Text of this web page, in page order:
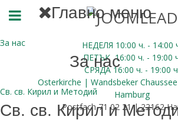
НЕДЕЛЯ 10:00 ч. - 14:00
ПЕТЪК 16:00 ч. - 19:00
СРЯДА 16:00 ч. - 19:00
Osterkirche | Wandsbeker
Hamburg
Postfach 71 02 21 | 22162
Главно меню
За нас
За нас
Св. св. Кирил и Методий
Св. св. Кирил и